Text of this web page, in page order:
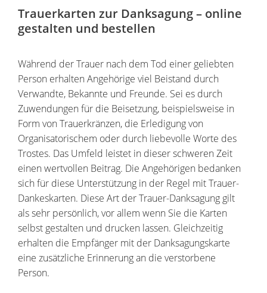
Trauerkarten zur Danksagung – online
gestalten und bestellen
Während der Trauer nach dem Tod einer geliebten
Person erhalten Angehörige viel Beistand durch
Verwandte, Bekannte und Freunde. Sei es durch
Zuwendungen für die Beisetzung, beispielsweise in
Form von Trauerkränzen, die Erledigung von
Organisatorischem oder durch liebevolle Worte des
Trostes. Das Umfeld leistet in dieser schweren Zeit
einen wertvollen Beitrag. Die Angehörigen bedanken
sich für diese Unterstützung in der Regel mit Trauer-
Dankeskarten. Diese Art der Trauer-Danksagung gilt
als sehr persönlich, vor allem wenn Sie die Karten
selbst gestalten und drucken lassen. Gleichzeitig
erhalten die Empfänger mit der Danksagungskarte
eine zusätzliche Erinnerung an die verstorbene
Person.